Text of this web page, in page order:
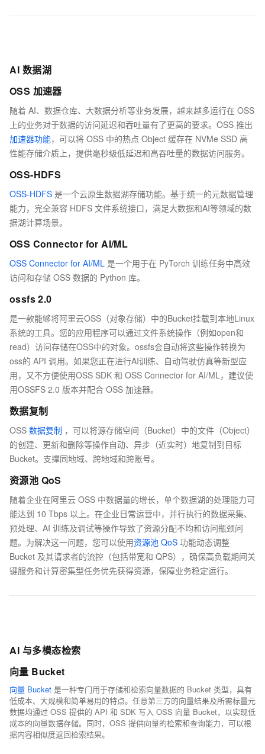
AI 数据湖
OSS 加速器
随着 AI、数据仓库、大数据分析等业务发展，越来越多运行在 OSS
上的业务对于数据的访问延迟和吞吐量有了更高的要求。OSS 推出
加速器功能，可以将 OSS 中的热点 Object 缓存在 NVMe SSD 高
性能存储介质上，提供毫秒级低延迟和高吞吐量的数据访问服务。
OSS-HDFS
OSS-HDFS 是一个云原生数据湖存储功能。基于统一的元数据管理
能力，完全兼容 HDFS 文件系统接口，满足大数据和AI等领域的数
据湖计算场景。
OSS Connector for AI/ML
OSS Connector for AI/ML 是一个用于在 PyTorch 训练任务中高效
访问和存储 OSS 数据的 Python 库。
ossfs 2.0
是一款能够将阿里云OSS（对象存储）中的Bucket挂载到本地Linux
系统的工具。您的应用程序可以通过文件系统操作（例如open和
read）访问存储在OSS中的对象。ossfs会自动将这些操作转换为
oss的 API 调用。如果您正在进行AI训练、自动驾驶仿真等新型应
用，又不方便使用OSS SDK 和 OSS Connector for AI/ML，建议使
用OSSFS 2.0 版本并配合 OSS 加速器。
数据复制
OSS 数据复制 ，可以将源存储空间（Bucket）中的文件（Object）
的创建、更新和删除等操作自动、异步（近实时）地复制到目标
Bucket。支撑同地域、跨地域和跨账号。
资源池 QoS
随着企业在阿里云 OSS 中数据量的增长，单个数据湖的处理能力可
能达到 10 Tbps 以上。在企业日常运营中，并行执行的数据采集、
预处理、AI 训练及调试等操作导致了资源分配不均和访问瓶颈问
题。为解决这一问题，您可以使用资源池 QoS 功能动态调整
Bucket 及其请求者的流控（包括带宽和 QPS），确保高负载期间关
键服务和计算密集型任务优先获得资源，保障业务稳定运行。
AI 与多模态检索
向量 Bucket
向量 Bucket 是一种专门用于存储和检索向量数据的 Bucket 类型，具有
低成本、大规模和简单易用的特点。任意第三方的向量结果及所需标量元
数据均通过 OSS 提供的 API 和 SDK 写入 OSS 向量 Bucket，以实现低
成本的向量数据存储。同时，OSS 提供向量的检索和查询能力，可以根
据内容相似度返回检索结果。